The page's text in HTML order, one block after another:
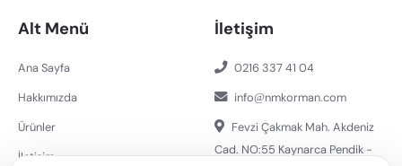
Alt Menü
Ana Sayfa
Hakkımızda
Ürünler
İletişim
İletişim
0216 337 41 04
info
nmkorman.com
Fevzi Çakmak Mah. Akdeniz
Cad. NO:55 Kaynarca Pendik -